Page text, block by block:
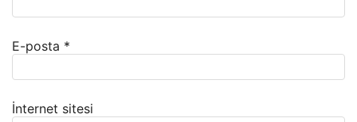
E-posta *
İnternet sitesi